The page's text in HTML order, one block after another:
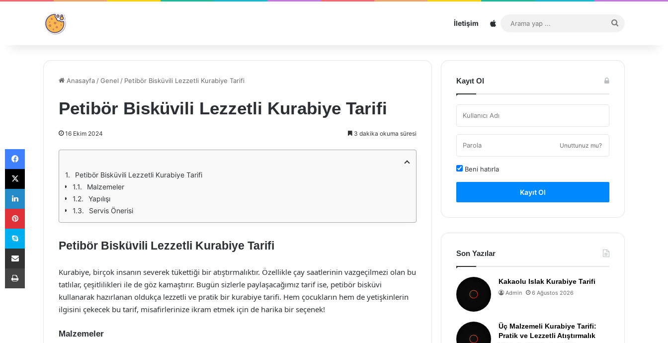
İletişim Sitemap
...
Anasayfa /Genel / Petibör Bisküvili Lezzetli Kurabiye Tarifi
Petibör Bisküvili Lezzetli Kurabiye Tarifi
16 Ekim 2024 3 dakika okuma süresi
Petibör Bisküvili Lezzetli Kurabiye Tarifi
Malzemeler
Yapılışı
Servis Önerisi
Petibör Bisküvili Lezzetli Kurabiye Tarifi
Kurabiye, birçok insanın severek tükettiği bir atıştırmalıktır. Özellikle çay saatlerinin vazgeçilmezi olan bu
tatlılar, çeşitlilikleri ile de göz kamaştırır. Bugün sizlerle paylaşacağımız tarif ise, petibör bisküvi
kullanarak hazırlanan oldukça lezzetli ve pratik bir kurabiye tarifi. Hem çocukların hem de yetişkinlerin
ilgisini çekecek bu tarif, misafirlerinize ikram etmek için de harika bir seçenek!
Malzemeler
Kayıt Ol
Unuttunuz mu?
Beni hatırla
Kayıt Ol
Son Yazılar
Kakaolu Islak Kurabiye Tarifi
Admin 6 Ağustos 2026
Üç Malzemeli Kurabiye Tarifi:
Pratik ve Lezzetli Atıştırmalık
Facebook
X
LinkedIn
Pinterest
Skype
E-Posta ile paylaş